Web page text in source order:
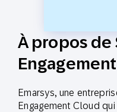
À propos de
Emarsys, une
Engagement Cloud